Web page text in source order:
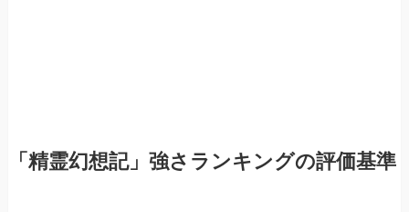
「精霊幻想記」強さランキングの評価基準